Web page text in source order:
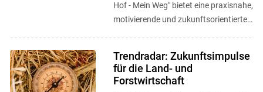
Hof - Mein Weg" bietet eine praxisnahe,
motivierende und zukunftsorientierte
Trendradar: Zukunftsimpulse
für die Land- und
Forstwirtschaft